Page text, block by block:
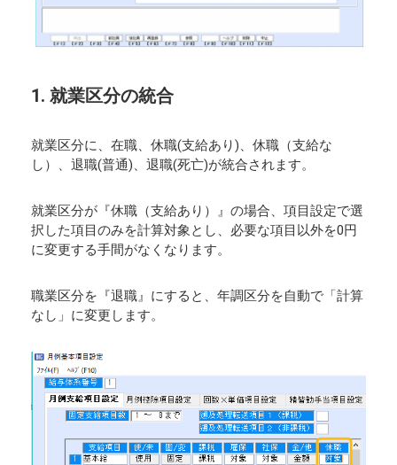
1. 就業区分の統合
就業区分に、在職、休職(支給あり)、休職（支給な
し）、退職(普通)、退職(死亡)が統合されます。
就業区分が『休職（支給あり）』の場合、項目設定で選
択した項目のみを計算対象とし、必要な項目以外を0円
に変更する手間がなくなります。
職業区分を『退職』にすると、年調区分を自動で「計算
なし」に変更します。